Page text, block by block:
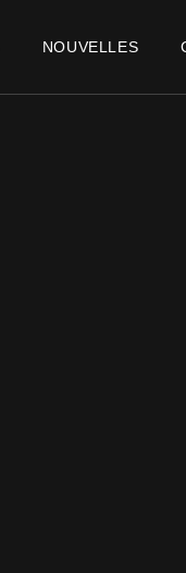
NOUVELLES